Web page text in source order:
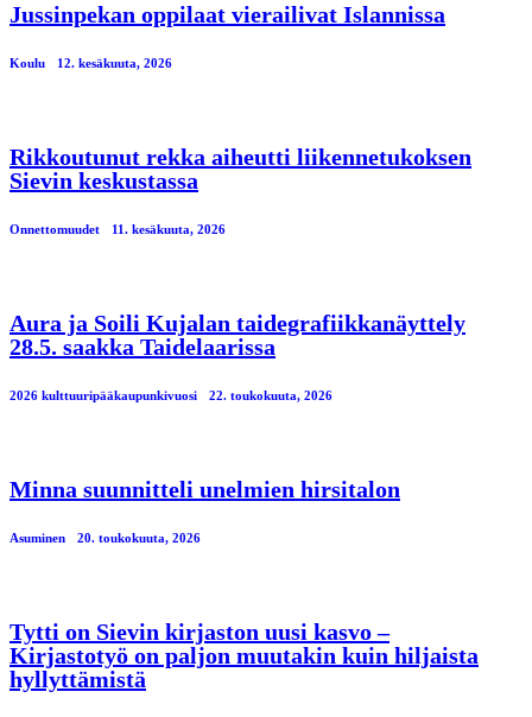
Jussinpekan oppilaat vierailivat Islannissa
Koulu 12. kesäkuuta, 2026
Rikkoutunut rekka aiheutti liikennetukoksen
Sievin keskustassa
Onnettomuudet 11. kesäkuuta, 2026
Aura ja Soili Kujalan taidegrafiikkanäyttely
28.5. saakka Taidelaarissa
2026 kulttuuripääkaupunkivuosi 22. toukokuuta, 2026
Minna suunnitteli unelmien hirsitalon
Asuminen 20. toukokuuta, 2026
Tytti on Sievin kirjaston uusi kasvo –
Kirjastotyö on paljon muutakin kuin hiljaista
hyllyttämistä